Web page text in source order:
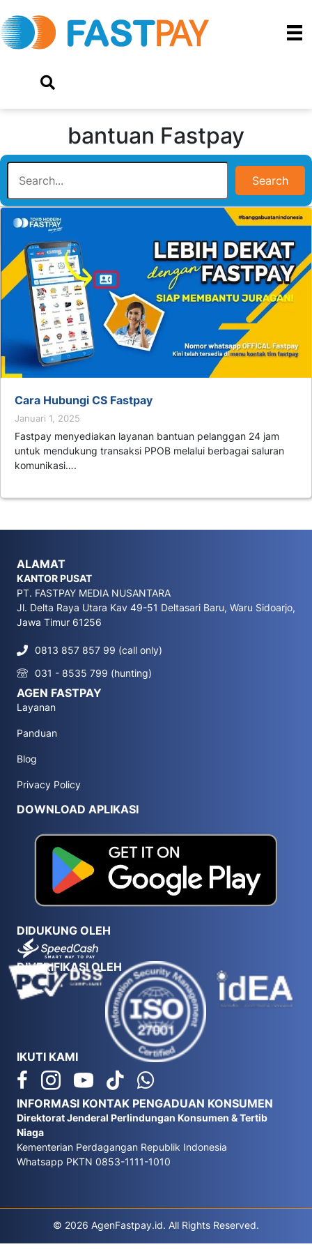
bantuan Fastpay
Search
Cara Hubungi CS Fastpay
Januari 1, 2025
Fastpay menyediakan layanan bantuan pelanggan 24 jam
untuk mendukung transaksi PPOB melalui berbagai saluran
komunikasi….
ALAMAT
KANTOR PUSAT
PT. FASTPAY MEDIA NUSANTARA
Jl. Delta Raya Utara Kav 49-51 Deltasari Baru, Waru Sidoarjo,
Jawa Timur 61256
0813 857 857 99 (call only)
031 - 8535 799 (hunting)
AGEN FASTPAY
Layanan
Panduan
Blog
Privacy Policy
DOWNLOAD APLIKASI
DIDUKUNG OLEH
DIVERIFIKASI OLEH
IKUTI KAMI
INFORMASI KONTAK PENGADUAN KONSUMEN
Direktorat Jenderal Perlindungan Konsumen & Tertib
Niaga
Kementerian Perdagangan Republik Indonesia
Whatsapp PKTN 0853-1111-1010
© 2026 AgenFastpay.id. All Rights Reserved.